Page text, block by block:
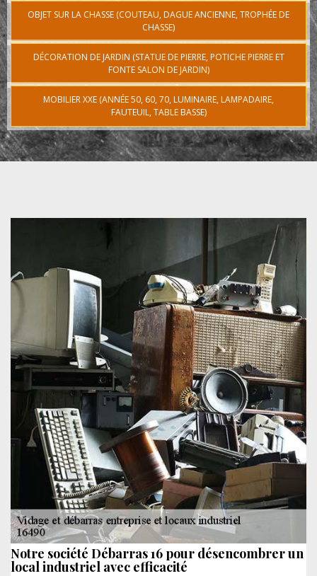
OBJET SUR LA CHASSE (COUTEAU, DAGUE ANCIENNE, TROPHÉE DE
CHASSE)
DÉCORATION DE JARDIN (STATUE DE PIERRE, POTICHE PIERRE ET
FONTE SALON DE JARDIN)
MOBILIER XXE (ANNÉE 50, 60, 70, LUMINAIRE, LAMPADAIRE,
FAUTEUIL, TABLE BASSE)
Notre société Débarras 16 pour désencombrer un
local industriel avec efficacité